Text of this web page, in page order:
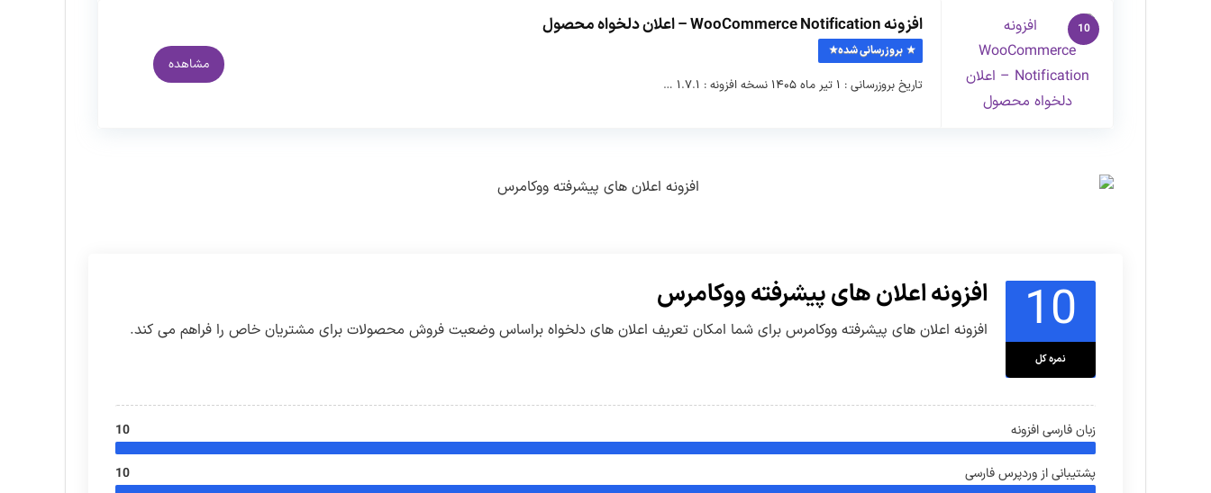
10 افزونه WooCommerce Notification – اعلان دلخواه محصول
بروزرسانی شده
تاریخ بروزرسانی : ۱ تیر ماه ۱۴۰۵ نسخه افزونه : ۱.۷.۱ …
مشاهده
10
نمره کل
افزونه اعلان های پیشرفته ووکامرس
افزونه اعلان های پیشرفته ووکامرس برای شما امکان تعریف اعلان های دلخواه براساس وضعیت فروش محصولات برای مشتریان خاص را فراهم می کند.
زبان فارسی افزونه 10
پشتیبانی از وردپرس فارسی 10